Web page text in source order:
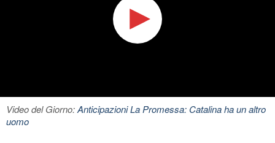
Video del Giorno:Anticipazioni La Promessa: Catalina ha un altro
uomo